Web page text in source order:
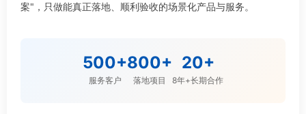
案"，只做能真正落地、顺利验收的场景化产品与服务。
500+
服务客户
800+
落地项目
20+
8年+长期合作